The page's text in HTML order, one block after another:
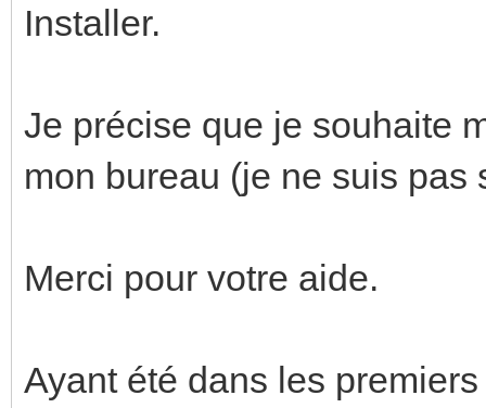
Installer.
Je précise que je souhaite
mon bureau (je ne suis pas
Merci pour votre aide.
Ayant été dans les